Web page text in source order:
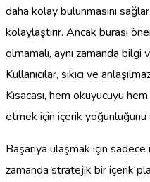
daha kolay bulunmasını
kolaylaştırır. Ancak burası
olmamalı, aynı zamanda bilgi
Kullanıcılar, sıkıcı ve
Kısacası, hem okuyucuyu
etmek için içerik yoğunluğunu
Başarıya ulaşmak için
zamanda stratejik bir içerik